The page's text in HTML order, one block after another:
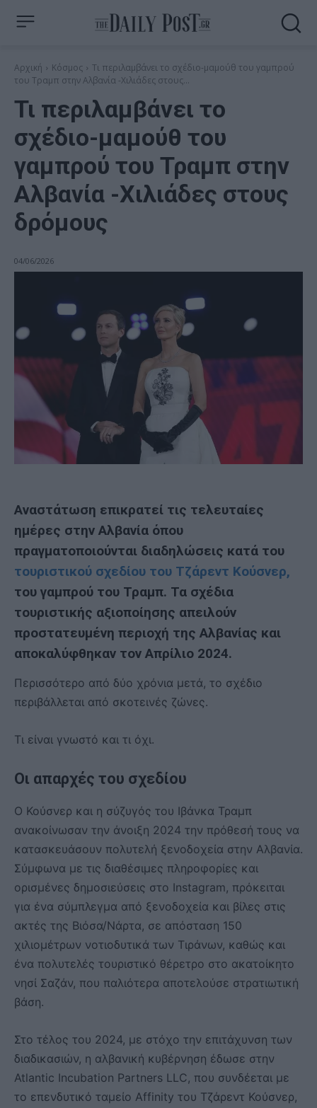
Αρχική Κόσμος
Τι περιλαμβάνει το σχέδιο-μαμούθ του γαμπρού
του Τραμπ στην Αλβανία -Χιλιάδες στους...
Τι περιλαμβάνει το
σχέδιο-μαμούθ του
γαμπρού του Τραμπ στην
Αλβανία -Χιλιάδες στους
δρόμους
04/06/2026
Αναστάτωση επικρατεί τις τελευταίες
ημέρες στην Αλβανία όπου
πραγματοποιούνται διαδηλώσεις κατά του
τουριστικού σχεδίου του Τζάρεντ Κούσνερ,
του γαμπρού του Τραμπ. Τα σχέδια
τουριστικής αξιοποίησης απειλούν
προστατευμένη περιοχή της Αλβανίας και
αποκαλύφθηκαν τον Απρίλιο 2024.
Περισσότερο από δύο χρόνια μετά, το σχέδιο
περιβάλλεται από σκοτεινές ζώνες.
Τι είναι γνωστό και τι όχι.
Οι απαρχές του σχεδίου
Ο Κούσνερ και η σύζυγός του Ιβάνκα Τραμπ
ανακοίνωσαν την άνοιξη 2024 την πρόθεσή τους να
κατασκευάσουν πολυτελή ξενοδοχεία στην Αλβανία.
Σύμφωνα με τις διαθέσιμες πληροφορίες και
ορισμένες δημοσιεύσεις στο Instagram, πρόκειται
για ένα σύμπλεγμα από ξενοδοχεία και βίλες στις
ακτές της Βιόσα/Νάρτα, σε απόσταση 150
χιλιομέτρων νοτιοδυτικά των Τιράνων, καθώς και
ένα πολυτελές τουριστικό θέρετρο στο ακατοίκητο
νησί Σαζάν, που παλιότερα αποτελούσε στρατιωτική
βάση.
Στο τέλος του 2024, με στόχο την επιτάχυνση των
διαδικασιών, η αλβανική κυβέρνηση έδωσε στην
Atlantic Incubation Partners LLC, που συνδέεται με
το επενδυτικό ταμείο Affinity του Τζάρεντ Κούσνερ,